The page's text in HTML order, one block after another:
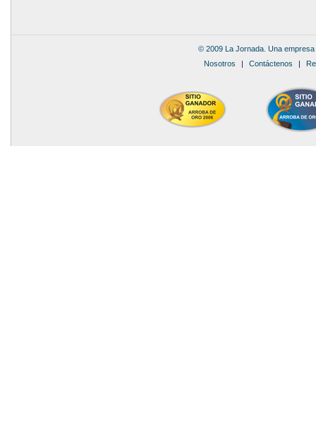
© 2009 La Jornada. Una
Nosotros | Contáctenos |